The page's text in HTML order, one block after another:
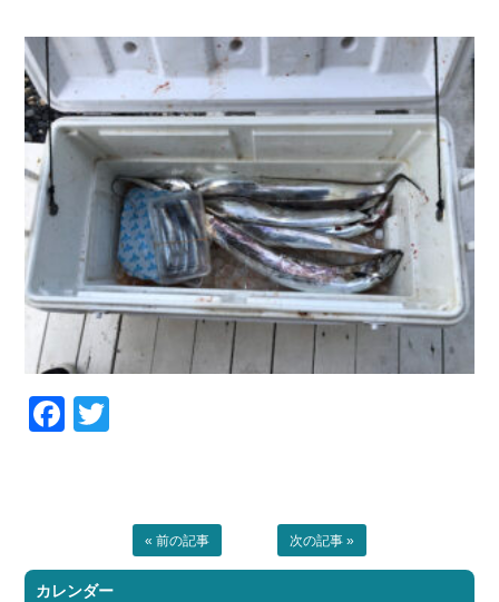
Facebook
« 前の記事 次の記事 »
カレンダー